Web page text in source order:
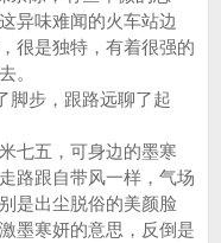
异味难闻的火车站边
很是独特，有着很强的
。
步，跟路远聊了起
五，可身边的墨寒
路跟自带风一样，气场
是出尘脱俗的美颜脸
墨寒妍的意思，反倒是